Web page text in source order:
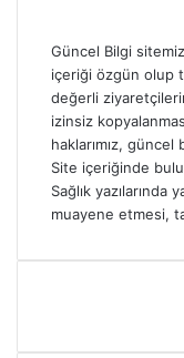
Güncel Bilgi
içeriği özgün olup
değerli
izinsiz
haklarımız, güncel
Site içeriğinde
Sağlık yazılarında
muayene etmesi,